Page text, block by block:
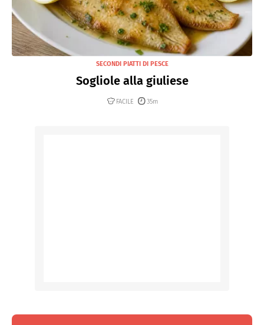
SECONDI PIATTI DI PESCE
Sogliole alla giuliese
FACILE 35m